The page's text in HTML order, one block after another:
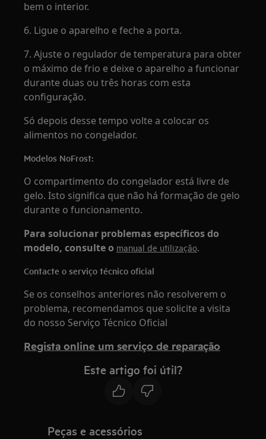
bem o interior.
6. Ligue o aparelho e feche a porta.
7. Ajuste o regulador de temperatura para obter
o máximo de frio e deixe o aparelho a funcionar
durante duas ou três horas com esta
configuração.
Só depois desse tempo volte a colocar os
alimentos no congelador.
Modelos NoFrost:
O compartimento do congelador está livre de
gelo. Isto significa que não há formação de gelo
durante o funcionamento.
Para solucionar problemas específicos do
modelo, consulte o manual de utilização.
Contacte o serviço técnico oficial
Se os conselhos anteriores não resolverem o
problema, recomendamos que solicite a visita
do nosso Serviço Técnico Oficial
Regista online um serviço de reparação
Este artigo foi útil?
Peças e acessórios